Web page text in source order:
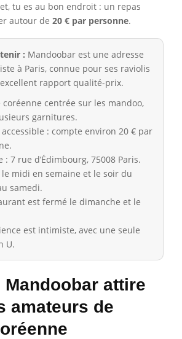
tu es au bon endroit : un repas
autour de 20 € par personne.
: Mandoobar est une adresse
à Paris, connue pour ses raviolis
rapport qualité-prix.
coréenne centrée sur les mandoo,
garnitures.
: compte environ 20 € par
: 7 rue d’Édimbourg, 75008 Paris.
le midi en semaine et le soir du
samedi.
est fermé le dimanche et le
est intimiste, avec une seule
U.
attire
amateurs de